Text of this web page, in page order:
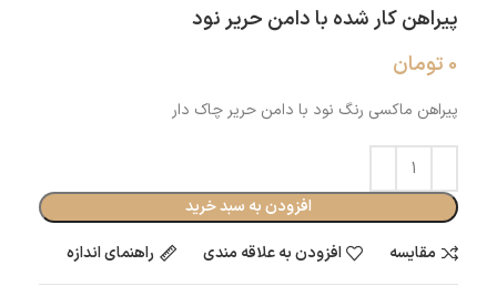
پیراهن کار شده با دامن حریر نود
0 تومان
پیراهن ماکسی رنگ نود با دامن حریر چاک دار
افزودن به سبد خرید
مقایسه
افزودن به علاقه مندی راهنمای اندازه